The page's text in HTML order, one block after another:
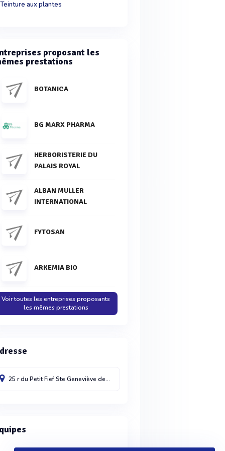
Teinture aux plantes
proposant les
prestations
BOTANICA
BG MARX PHARMA
HERBORISTERIE DU
PALAIS ROYAL
ALBAN MULLER
INTERNATIONAL
FYTOSAN
ARKEMIA BIO
Voir toutes les entreprises proposants
les mêmes prestations
25 r du Petit FiefSte Geneviève des Bois